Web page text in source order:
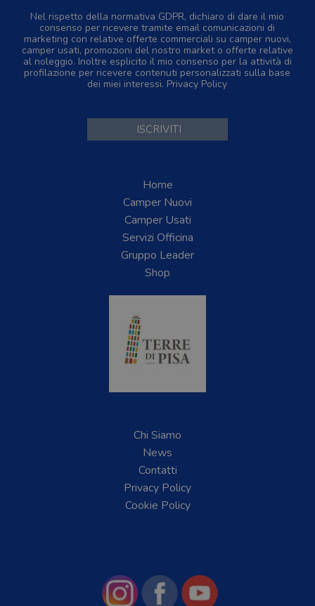
Nel rispetto della normativa GDPR, dichiaro di dare il mio
consenso per ricevere tramite email comunicazioni di
marketing con relative offerte commerciali su camper nuovi,
camper usati, promozioni del nostro market o offerte relative
al noleggio. Inoltre esplicito il mio consenso per la attività di
profilazione per ricevere contenuti personalizzati sulla base
dei miei interessi. Privacy Policy
Home
Camper Nuovi
Camper Usati
Servizi Officina
Gruppo Leader
Shop
Chi Siamo
News
Contatti
Privacy Policy
Cookie Policy